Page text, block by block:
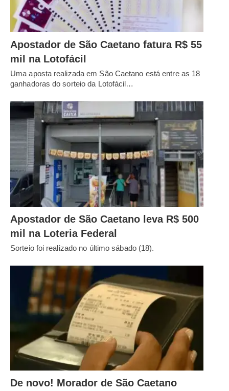
Apostador de São Caetano fatura R$ 55
mil na Lotofácil
Uma aposta realizada em São Caetano está entre as 18
ganhadoras do sorteio da Lotofácil…
Apostador de São Caetano leva R$ 500
mil na Loteria Federal
Sorteio foi realizado no último sábado (18).
De novo! Morador de São Caetano